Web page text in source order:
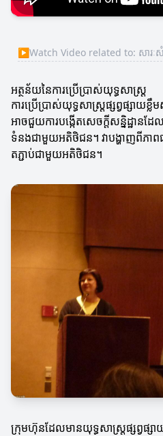
▶Watch Video related to: សារៈសំខ
អត្ថន័យនៃការប្រើប្រាស់យុទ្ធសាស្ត្រ
ការប្រើប្រាស់យុទ្ធសាស្ត្រផ្សព្វផ្សាយ
អាចជួយការបង្កើតសេចក្តីសន្និដ្ឋាន
ទំនងជាមួយអតិថិជន។ វាបង្ហាញពីភាព
តភ្ជាប់ជាមួយអតិថិជន។
ក្រុមហ៊ុនដែលមានយុទ្ធសាស្ត្រផ្សព្វផ្ស